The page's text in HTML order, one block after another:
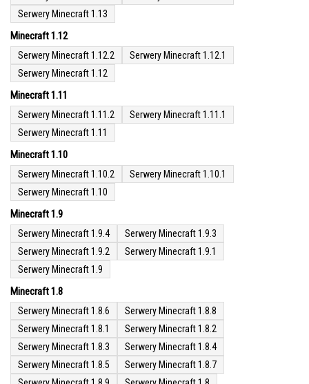
Serwery Minecraft 1.13
Minecraft 1.12
Serwery Minecraft 1.12.2
Serwery Minecraft 1.12.1
Serwery Minecraft 1.12
Minecraft 1.11
Serwery Minecraft 1.11.2
Serwery Minecraft 1.11.1
Serwery Minecraft 1.11
Minecraft 1.10
Serwery Minecraft 1.10.2
Serwery Minecraft 1.10.1
Serwery Minecraft 1.10
Minecraft 1.9
Serwery Minecraft 1.9.4
Serwery Minecraft 1.9.3
Serwery Minecraft 1.9.2
Serwery Minecraft 1.9.1
Serwery Minecraft 1.9
Minecraft 1.8
Serwery Minecraft 1.8.6
Serwery Minecraft 1.8.8
Serwery Minecraft 1.8.1
Serwery Minecraft 1.8.2
Serwery Minecraft 1.8.3
Serwery Minecraft 1.8.4
Serwery Minecraft 1.8.5
Serwery Minecraft 1.8.7